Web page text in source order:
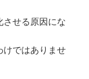
せる原因にな
けではありませ